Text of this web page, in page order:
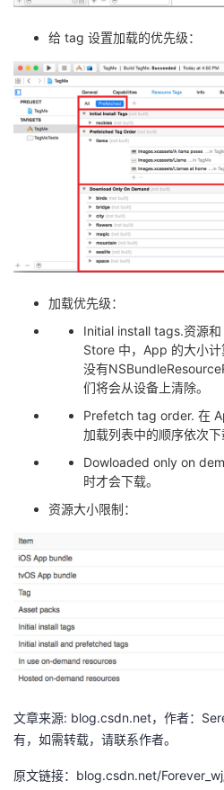
给 tag 设置加载的优先级：
加载优先级：
Initial install tags.资源
Store 中，App 的大小
没有
们将会从设备上清除。
Prefetch tag order. 在
加载列表中的顺序依次下
Dowloaded only on
时才会下载。
资源大小限制：
文章来源: blog.csdn.net，作者：
有，如需转载，请联系作者。
原文链接：blog.csdn.net/